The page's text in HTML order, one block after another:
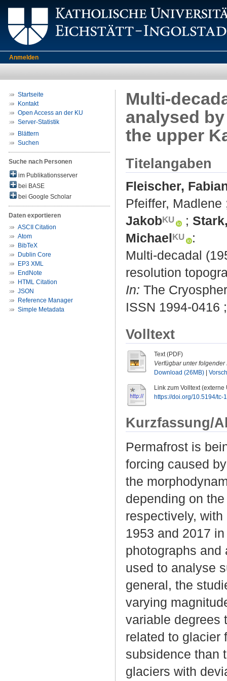
Anmelden
Startseite
Kontakt
Open Access an der KU
Server-Statistik
Blättern
Suchen
Suche nach Personen
im Publikationsserver
bei BASE
bei Google Scholar
Daten exportieren
ASCII Citation
Atom
BibTeX
Dublin Core
EP3 XML
EndNote
HTML Citation
JSON
Reference Manager
Simple Metadata
Multi-
analysed
the upper
Titelangaben
Fleischer,
Pfeiffer, Madlene
Jakob
;
Michael
:
Multi-decadal
resolution
In: The
ISSN 1994-0416
Volltext
Text (PDF)
Verfügbar unter folgender
Download (26MB)
Link zum Volltext (externe
https://doi.org/10.5194/tc-
Kurzfassung/
Permafrost is
forcing caused
the
depending on
respectively,
1953 and 2017
photographs and
used to analyse
general, the
varying
variable degrees
related to glacier
subsidence than
glaciers with